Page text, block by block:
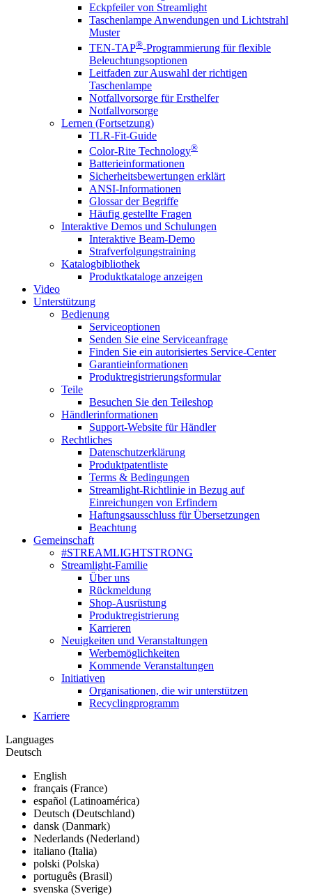
Eckpfeiler von Streamlight
Taschenlampe Anwendungen und Lichtstrahl
Muster
TEN-TAP®-Programmierung für flexible
Beleuchtungsoptionen
Leitfaden zur Auswahl der richtigen
Taschenlampe
Notfallvorsorge für Ersthelfer
Notfallvorsorge
Lernen (Fortsetzung)
TLR-Fit-Guide
Color-Rite Technology®
Batterieinformationen
Sicherheitsbewertungen erklärt
ANSI-Informationen
Glossar der Begriffe
Häufig gestellte Fragen
Interaktive Demos und Schulungen
Interaktive Beam-Demo
Strafverfolgungstraining
Katalogbibliothek
Produktkataloge anzeigen
Video
Unterstützung
Bedienung
Serviceoptionen
Senden Sie eine Serviceanfrage
Finden Sie ein autorisiertes Service-Center
Garantieinformationen
Produktregistrierungsformular
Teile
Besuchen Sie den Teileshop
Händlerinformationen
Support-Website für Händler
Rechtliches
Datenschutzerklärung
Produktpatentliste
Terms & Bedingungen
Streamlight-Richtlinie in Bezug auf
Einreichungen von Erfindern
Haftungsausschluss für Übersetzungen
Beachtung
Gemeinschaft
#STREAMLIGHTSTRONG
Streamlight-Familie
Über uns
Rückmeldung
Shop-Ausrüstung
Produktregistrierung
Karrieren
Neuigkeiten und Veranstaltungen
Werbemöglichkeiten
Kommende Veranstaltungen
Initiativen
Organisationen, die wir unterstützen
Recyclingprogramm
Karriere
Languages
Deutsch
English
français (France)
español (Latinoamérica)
Deutsch (Deutschland)
dansk (Danmark)
Nederlands (Nederland)
italiano (Italia)
polski (Polska)
português (Brasil)
svenska (Sverige)